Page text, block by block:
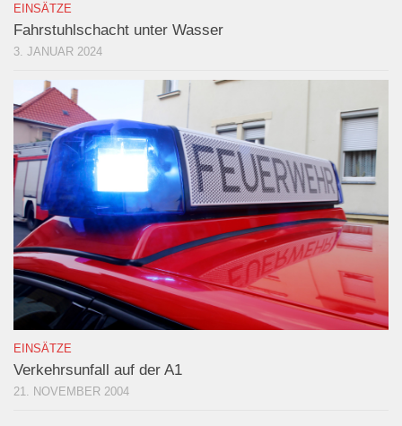
EINSÄTZE
Fahrstuhlschacht unter Wasser
3. JANUAR 2024
EINSÄTZE
Verkehrsunfall auf der A1
21. NOVEMBER 2004